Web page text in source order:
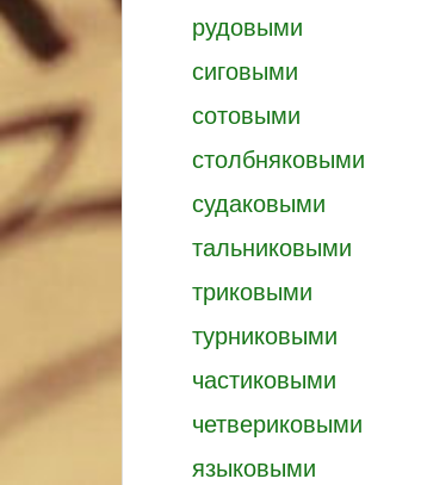
рудовыми
сиговыми
сотовыми
столбняковыми
судаковыми
тальниковыми
триковыми
турниковыми
частиковыми
четвериковыми
языковыми